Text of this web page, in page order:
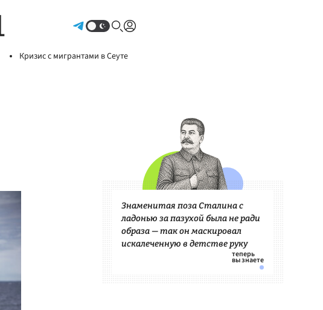
Кризис с мигрантами в Сеуте
Знаменитая поза Сталина с
ладонью за пазухой была не ради
образа — так он маскировал
искалеченную в детстве руку